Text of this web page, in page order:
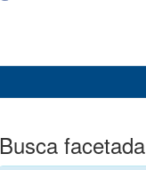
Busca facetada